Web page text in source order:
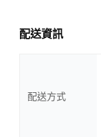
配送資訊
配送方式